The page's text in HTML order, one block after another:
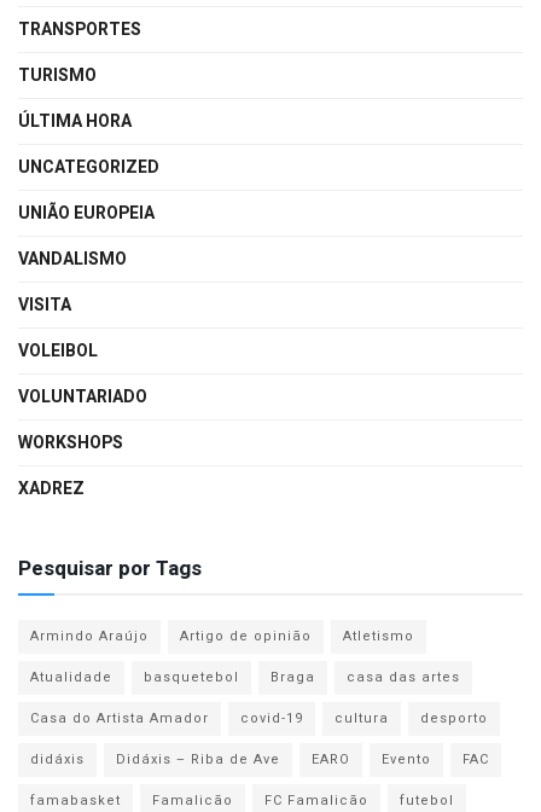
TRANSPORTES
TURISMO
ÚLTIMA HORA
UNCATEGORIZED
UNIÃO EUROPEIA
VANDALISMO
VISITA
VOLEIBOL
VOLUNTARIADO
WORKSHOPS
XADREZ
Pesquisar por Tags
Armindo Araújo Artigo de opinião
Atletismo
Atualidade
basquetebol Braga
casa das artes
Casa do Artista Amador
covid-19 cultura
desporto
didáxis
Didáxis – Riba de Ave EARO Evento
FAC
famabasket
Famalicão FC Famalicão
futebol